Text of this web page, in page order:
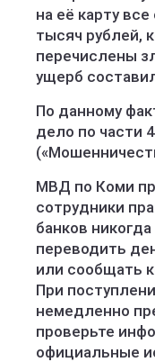
на её карту
тысяч рублей,
перечислены
ущерб
По данному
дело по части
МВД по Коми
сотрудники
банков
переводить
или сообщать
При
немедленно
проверьте
официальные